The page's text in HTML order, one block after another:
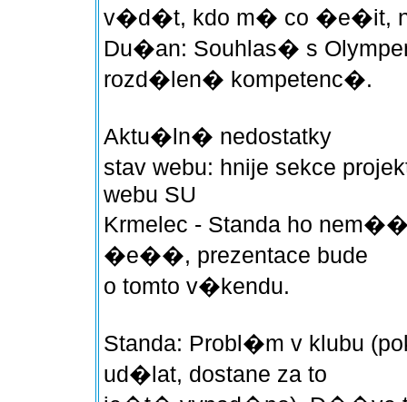
v�d�t, kdo m� co �e�it,
Du�an: Souhlas� s
rozd�len� kompetenc�.
Aktu�ln� nedostatky
stav webu: hnije sekce
webu SU
Krmelec - Standa ho
�e��, prezentace bude
o tomto v�kendu.
Standa: Probl�m v klubu
ud�lat, dostane za to